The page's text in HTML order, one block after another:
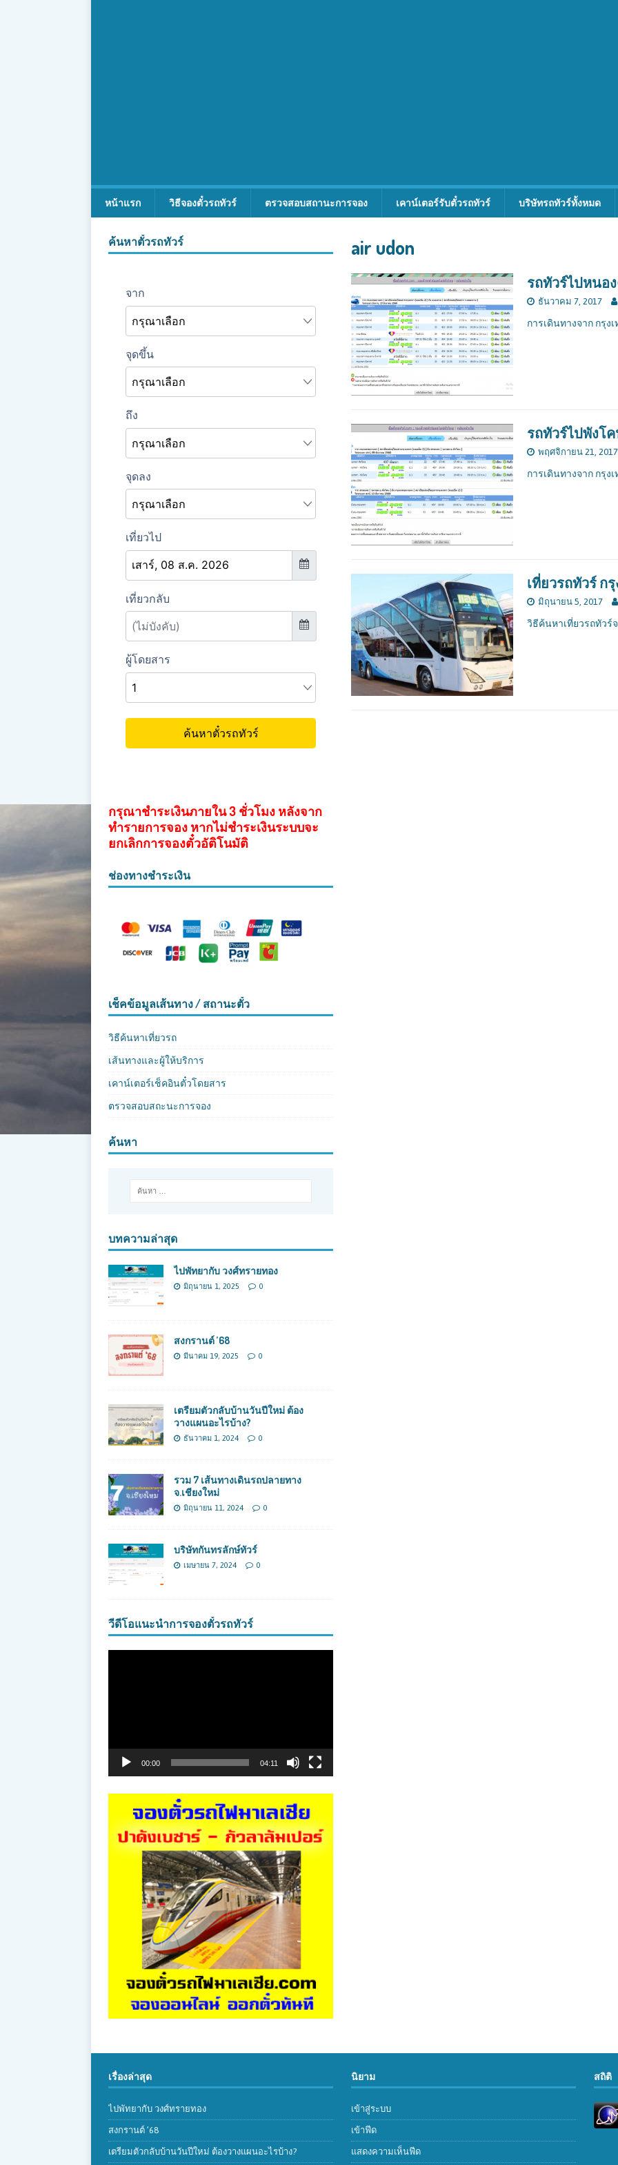
หน้าแรก วิธีจองตั๋วรถทัวร์ ตรวจสอบสถานะการจอง เคาน์เตอร์รับตั๋วรถทัวร์ บริษัทรถทัวร์ทั้งหมด
air udon
รถทัวร์ไปหนอ
ธันวาคม 7, 2017
การเดินทางจาก กรุง
รถทัวร์ไปพังโ
พฤศจิกายน 21, 2017
การเดินทางจาก กรุง
เที่ยวรถทัวร์ ก
มิถุนายน 5, 2017
วิธีค้นหาเที่ยวรถทัวร์
ค้นหาตั๋วรถทัวร์
กรุณาชำระเงินภายใน 3 ชั่วโมง หลังจาก
ทำรายการจอง หากไม่ชำระเงินระบบจะ
ยกเลิกการจองตั๋วอัติโนมัติ
ช่องทางชำระเงิน
เช็คข้อมูลเส้นทาง / สถานะตั๋ว
วิธีค้นหาเที่ยวรถ
เส้นทางและผู้ให้บริการ
เคาน์เตอร์เช็คอินตั๋วโดยสาร
ตรวจสอบสถะนะการจอง
ค้นหา
บทความล่าสุด
ไปพัทยากับ วงศ์ทรายทอง
มิถุนายน 1, 2025 0
สงกรานต์ ’68
มีนาคม 19, 2025 0
เตรียมตัวกลับบ้านวันปีใหม่ ต้อง
วางแผนอะไรบ้าง?
ธันวาคม 1, 2024 0
รวม 7 เส้นทางเดินรถปลายทาง
จ.เชียงใหม่
มิถุนายน 11, 2024 0
บริษัทกันทรลักษ์ทัวร์
เมษายน 7, 2024 0
วีดีโอแนะนำการจองตั๋วรถทัวร์
00:00 04:11
เรื่องล่าสุด
ไปพัทยากับ วงศ์ทรายทอง
สงกรานต์ ’68
เตรียมตัวกลับบ้านวันปีใหม่ ต้องวางแผนอะไรบ้าง?
นิยาม
เข้าสู่ระบบ
เข้าฟีด
แสดงความเห็นฟีด
สถิติ